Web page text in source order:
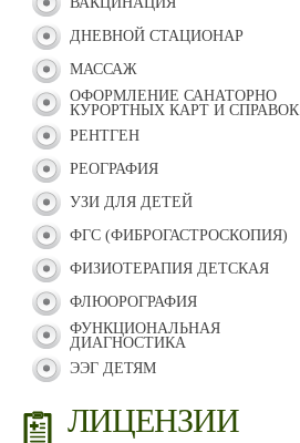
ДНЕВНОЙ СТАЦИОНАР
МАССАЖ
ОФОРМЛЕНИЕ САНАТОРНО
КУРОРТНЫХ КАРТ И СПРАВОК
РЕНТГЕН
РЕОГРАФИЯ
УЗИ ДЛЯ ДЕТЕЙ
ФГС (ФИБРОГАСТРОСКОПИЯ)
ФИЗИОТЕРАПИЯ ДЕТСКАЯ
ФЛЮОРОГРАФИЯ
ФУНКЦИОНАЛЬНАЯ
ДИАГНОСТИКА
ЭЭГ ДЕТЯМ
ЛИЦЕНЗИИ